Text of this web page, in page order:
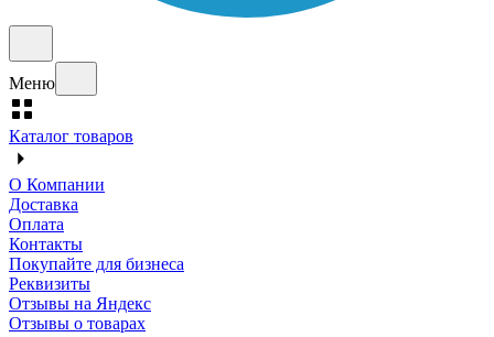
Меню
Каталог товаров
О Компании
Доставка
Оплата
Контакты
Покупайте для бизнеса
Реквизиты
Отзывы на Яндекс
Отзывы о товарах